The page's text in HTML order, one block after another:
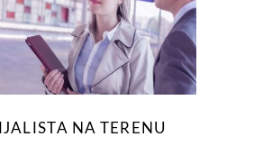
NA TERENU